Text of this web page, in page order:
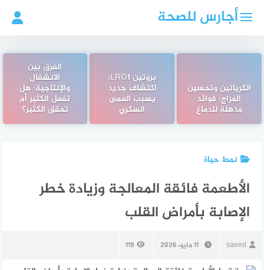
أجارس للصحة
الكرياتين وتحسين
المزاج: فوائد
مذهلة للدماغ
بروتين LRG1:
اكتشاف جديد
يسبب العمى
السكري
الفرق بين
الانشغال
والإنتاجية: هل
تفعل الكثير أم
تحقق الكثير؟
نمط حياة
الأطعمة فائقة المعالجة وزيادة خطر
الإصابة بأمراض القلب
saeed 11 مايو، 2026 119